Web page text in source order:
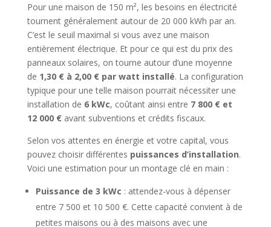
Pour une maison de 150 m², les besoins en électricité
tournent généralement autour de 20 000 kWh par an.
C’est le seuil maximal si vous avez une maison
entièrement électrique. Et pour ce qui est du prix des
panneaux solaires, on tourne autour d’une moyenne
de 1,30 € à 2,00 € par watt installé. La configuration
typique pour une telle maison pourrait nécessiter une
installation de 6 kWc, coûtant ainsi entre 7 800 € et
12 000 €avant subventions et crédits fiscaux.
Selon vos attentes en énergie et votre capital, vous
pouvez choisir différentes puissances d’installation.
Voici une estimation pour un montage clé en main :
Puissance de 3 kWc : attendez-vous à dépenser
entre 7 500 et 10 500 €. Cette capacité convient à de
petites maisons ou à des maisons avec une